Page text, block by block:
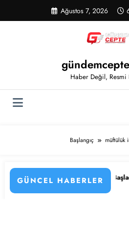
Ağustos 7, 2026
Haber Değil,
Başlangıç müftülük
GÜNCEL HABERLER
Detayları
Hastanesi Personel Alımı Başladı! İşte